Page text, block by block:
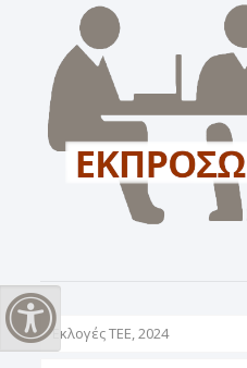
Εναλλαγή Υψηλής Αντίθεσης
Εκλογές ΤΕΕ, 2024